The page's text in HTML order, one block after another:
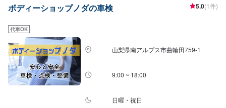
酸化炭素」をニュートラル＝プラスマイナスゼロにしていきます。--------------
【3】お見積りにご納得いただければ作業開始【4】仕上がり次第納車☆代車
について☆代車は無料でご用意しております。※燃料代はお客様にご負担いた
だきます。【定休日・営業時間】定休日：火曜日、祝日営業時間：
9:00~18:00
ボディーショップノダの車検 5.0(1件)
代車OK
山梨県南アルプス市曲輪田759-1
9:00 ~ 18:00
日曜・祝日